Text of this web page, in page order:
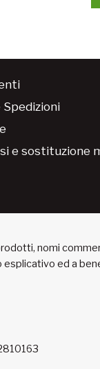
Spedizioni
e sostituzione
nomi
ed a